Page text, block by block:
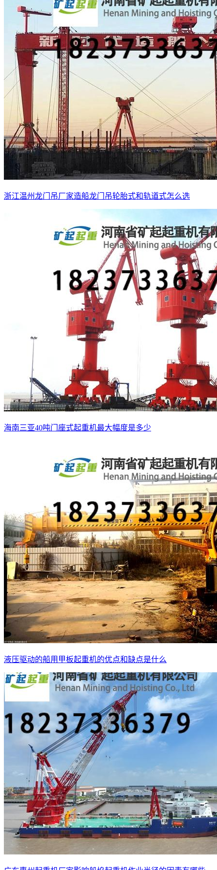
浙江温州龙门吊厂家造船龙门吊轮胎式和轨道式怎么选
海南三亚40吨门座式起重机最大幅度是多少
液压驱动的船用甲板起重机的优点和缺点是什么